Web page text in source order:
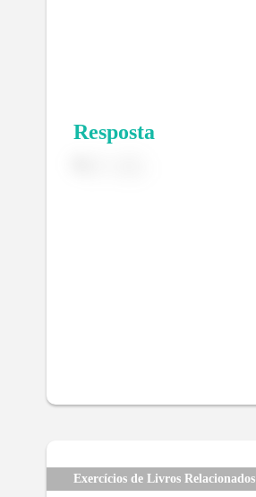
Resposta
Exercícios de Livros Relacionados